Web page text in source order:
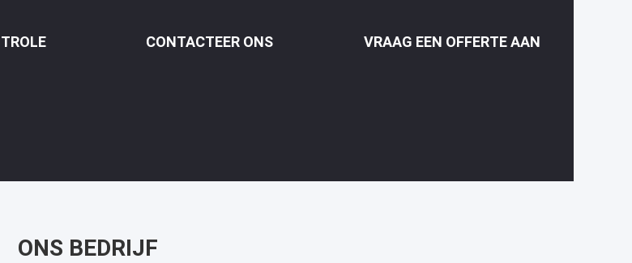
CONTACTEER ONS VRAAG EEN OFFERTE AAN
ONS BEDRIJF